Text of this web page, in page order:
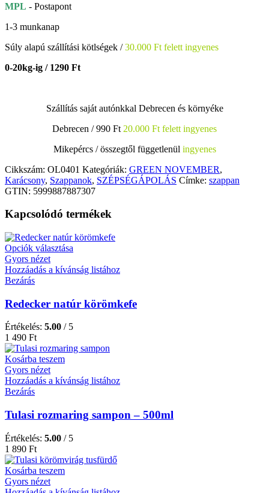
MPL - Postapont
1-3 munkanap
Súly alapú szállítási kötlségek /30.000 Ft felett ingyenes
0-20kg-ig / 1290 Ft
Szállítás saját autónkkal Debrecen és környéke
Debrecen / 990 Ft 20.000 Ft felett ingyenes
Mikepércs /összegtől függetlenül ingyenes
Cikkszám: OL0401 Kategóriák: GREEN NOVEMBER,
Karácsony, Szappanok, SZÉPSÉGÁPOLÁS Címke: szappan
GTIN: 5999887887307
Kapcsolódó termékek
Opciók választása
Gyors nézet
Hozzáadás a kívánság listához
Bezárás
Redecker natúr körömkefe
Értékelés: 5.00 / 5
1 490 Ft
Kosárba teszem
Gyors nézet
Hozzáadás a kívánság listához
Bezárás
Tulasi rozmaring sampon – 500ml
Értékelés: 5.00 / 5
1 890 Ft
Kosárba teszem
Gyors nézet